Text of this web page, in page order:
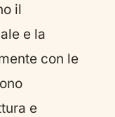
il
e la
con le
e